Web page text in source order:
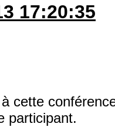
17:20:35
cette
participant.